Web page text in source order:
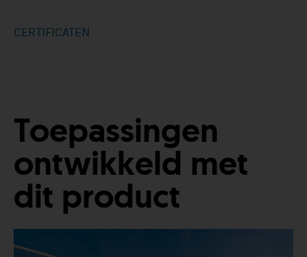
CERTIFICATEN
Toepassingen
ontwikkeld met
dit product